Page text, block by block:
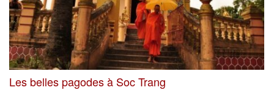
Les belles pagodes à Soc Trang